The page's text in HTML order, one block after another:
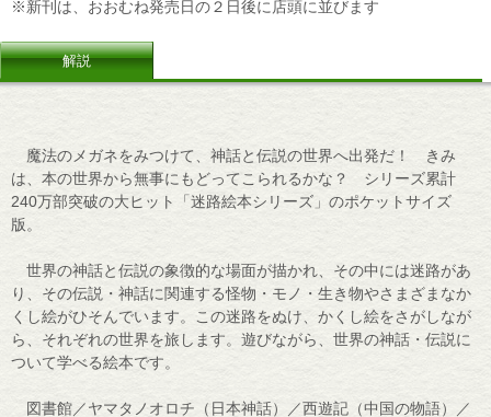
※新刊は、おおむね発売日の２日後に店頭に並びます
解説
魔法のメガネをみつけて、神話と伝説の世界へ出発だ！ きみ
は、本の世界から無事にもどってこられるかな？ シリーズ累計
240万部突破の大ヒット「迷路絵本シリーズ」のポケットサイズ
版。
世界の神話と伝説の象徴的な場面が描かれ、その中には迷路があ
り、その伝説・神話に関連する怪物・モノ・生き物やさまざまなか
くし絵がひそんでいます。この迷路をぬけ、かくし絵をさがしなが
ら、それぞれの世界を旅します。遊びながら、世界の神話・伝説に
ついて学べる絵本です。
図書館／ヤマタノオロチ（日本神話）／西遊記（中国の物語）／